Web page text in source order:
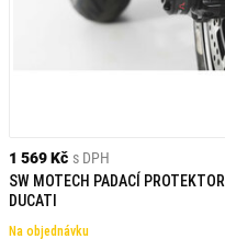
1 569 Kč s DPH
SW MOTECH PADACÍ PROTEKTOR
DUCATI
Na objednávku